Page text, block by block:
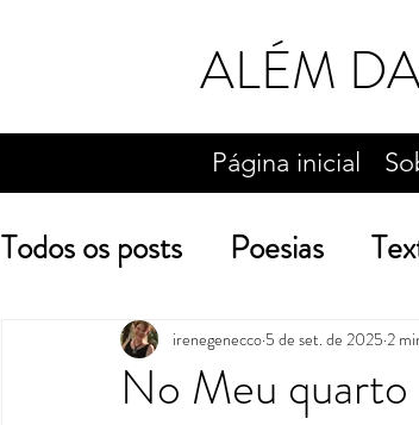
ALÉM
Página inicial
Todos os posts Poesias
Sobre o escrever
No Meu quarto
irenegenecco 5 de set. de 2025 2